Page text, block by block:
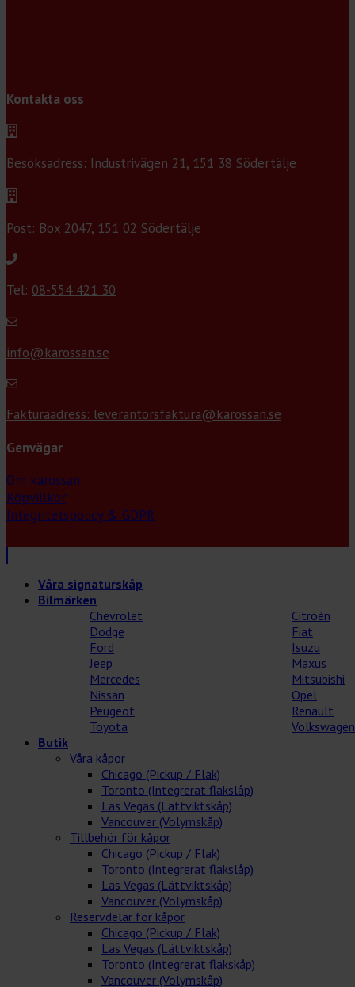
Kontakta oss
Besöksadress: Industrivägen 21, 151 38 Södertälje
Post: Box 2047, 151 02 Södertälje
Tel: 08-554 421 30
info@karossan.se
Fakturaadress: leverantorsfaktura@karossan.se
Genvägar
Om karossan
Köpvillkor
Integritetspolicy & GDPR
Våra signaturskåp
Bilmärken
Chevrolet
Citroèn
Dodge
Fiat
Ford
Isuzu
Jeep
Maxus
Mercedes
Mitsubishi
Nissan
Opel
Peugeot
Renault
Toyota
Volkswagen
Butik
Våra kåpor
Chicago (Pickup / Flak)
Toronto (Integrerat flakslåp)
Las Vegas (Lättviktskåp)
Vancouver (Volymskåp)
Tillbehör för kåpor
Chicago (Pickup / Flak)
Toronto (Integrerat flakslåp)
Las Vegas (Lättviktskåp)
Vancouver (Volymskåp)
Reservdelar för kåpor
Chicago (Pickup / Flak)
Las Vegas (Lättviktskåp)
Toronto (Integrerat flakskåp)
Vancouver (Volymskåp)